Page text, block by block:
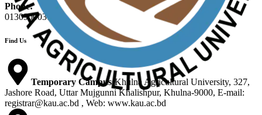
Phone:
01309000313
Find Us
Temporary Campus:Khulna Agricultural University, 327,
Jashore Road, Uttar Mujgunni Khalishpur, Khulna-9000, E-mail:
registrar@kau.ac.bd , Web: www.kau.ac.bd